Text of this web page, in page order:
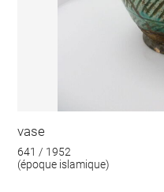
vase
641 / 1952
(époque islamique)